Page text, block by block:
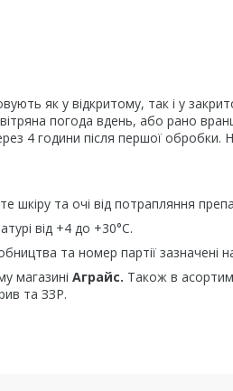
як у відкритому, так і у
погода вдень, або рано
4 години після першої
шкіру та очі від потрапляння
від +4 до +30°C.
та номер партії зазначені
магазині Аграйс. Також в
та ЗЗР.